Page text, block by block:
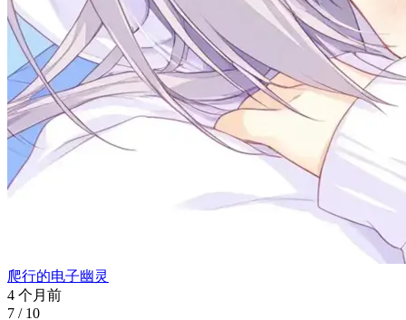
爬行的电子幽灵
4 个月前
7 / 10